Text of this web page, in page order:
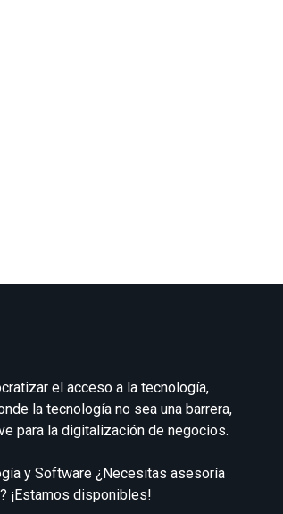
el acceso a la tecnología,
la tecnología no sea una barrera,
para la digitalización de negocios.
y Software ¿Necesitas asesoría
¡Estamos disponibles!